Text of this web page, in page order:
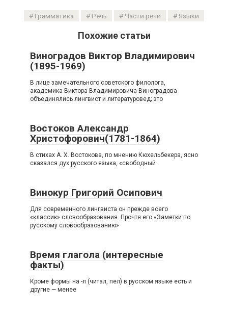
Грамматика Речь Части речи Языки
Похожие статьи
Виноградов Виктор Владимирович
(1895-1969)
В лице замечательного советского филолога,
академика Виктора Владимировича Виноградова
объединялись лингвист и литературовед; это
Востоков Александр
Христофорович(1781-1864)
В стихах А. X. Востокова, по мнению Кюхельбекера, ясно
сказался дух русского языка, «свободный
Винокур Григорий Осипович
Для современного лингвиста он прежде всего
«классик» словообразования. Прочтя его «Заметки по
русскому словообразованию»
Время глагола (интересные
факты)
Кроме формы на -л (читал, пел) в русском языке есть и
другие — менее